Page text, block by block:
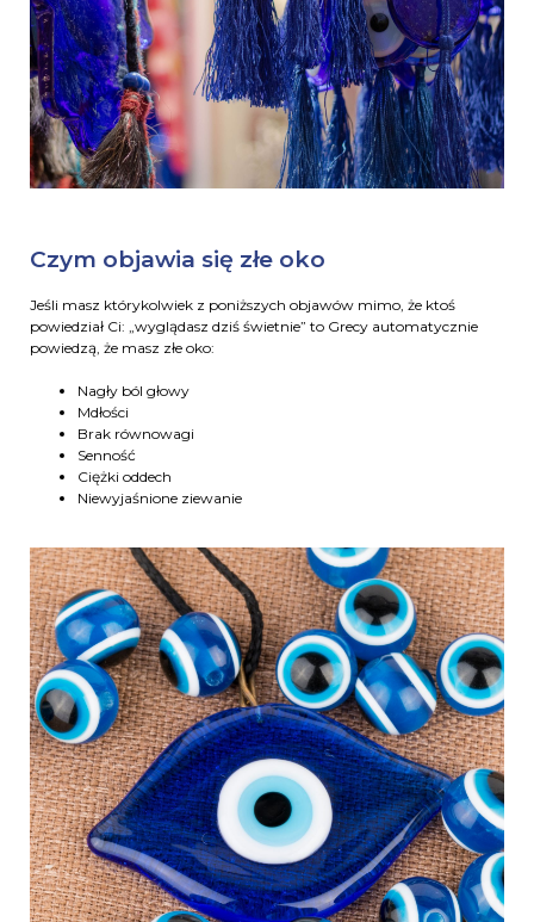
Czym objawia się złe oko
Jeśli masz którykolwiek z poniższych objawów mimo, że ktoś
powiedział Ci: „wyglądasz dziś świetnie” to Grecy automatycznie
powiedzą, że masz złe oko:
Nagły ból głowy
Mdłości
Brak równowagi
Senność
Ciężki oddech
Niewyjaśnione ziewanie